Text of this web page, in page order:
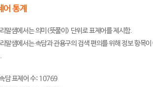
어 통계
말샘에서는 의미(뜻풀이) 단위로 표제어를 제시함.
말샘에서는 속담과 관용구의 검색 편의를 위해 정보 항목
담 표제어 수: 10769